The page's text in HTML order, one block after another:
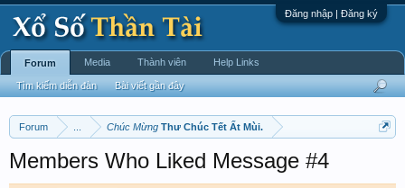
Đăng nhập | Đăng ký
Forum Chúc Mừng Thư Chúc Tết Ất Mùi.
Members Who Liked Message #4
Forum
Tìm kiếm diễn đàn Bài viết gần đây
Media Thành viên Help Links